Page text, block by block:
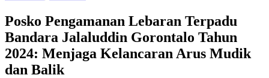
Posko Pengamanan Lebaran Terpadu
Bandara Jalaluddin Gorontalo Tahun
2024: Menjaga Kelancaran Arus Mudik
dan Balik